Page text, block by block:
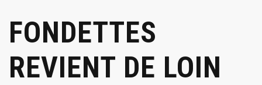
FONDETTES
REVIENT DE LOIN